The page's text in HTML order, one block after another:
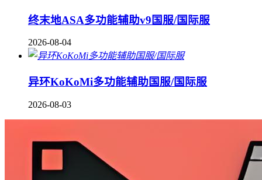
终末地ASA多功能辅助v9国服/国际服
2026-08-04
异环KoKoMi多功能辅助国服/国际服
2026-08-03